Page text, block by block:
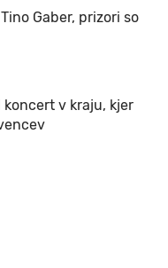
Gaber, prizori so
v kraju, kjer